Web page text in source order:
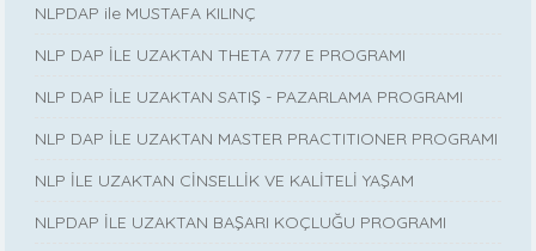
NLPDAP ile MUSTAFA KILINÇ
NLP DAP İLE UZAKTAN THETA 777 E PROGRAMI
NLP DAP İLE UZAKTAN SATIŞ - PAZARLAMA PROGRAMI
NLP DAP İLE UZAKTAN MASTER PRACTITIONER PROGRAMI
NLP İLE UZAKTAN CİNSELLİK VE KALİTELİ YAŞAM
NLPDAP İLE UZAKTAN BAŞARI KOÇLUĞU PROGRAMI